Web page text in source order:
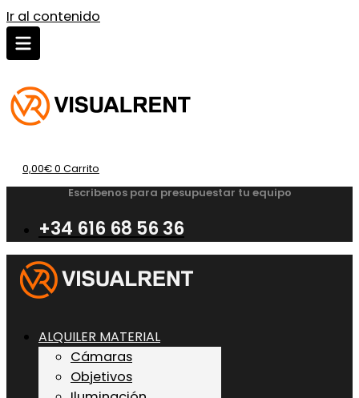
Ir al contenido
0,00€0 Carrito
Escribenos para presupuestar tu equipo
+34 616 68 56 36
ALQUILER MATERIAL
Cámaras
Objetivos